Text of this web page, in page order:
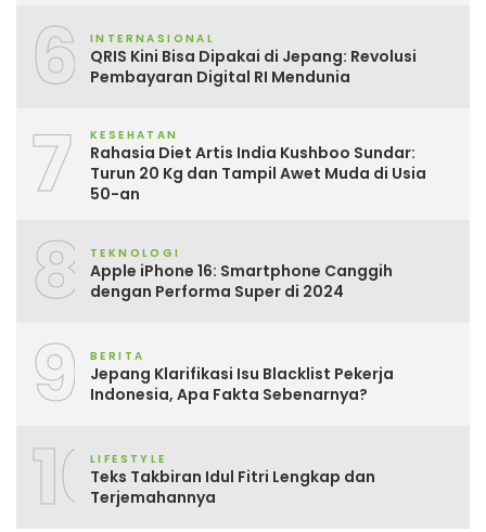
6 INTERNASIONAL
QRIS Kini Bisa Dipakai di Jepang: Revolusi
Pembayaran Digital RI Mendunia
7 KESEHATAN
Rahasia Diet Artis India Kushboo Sundar:
Turun 20 Kg dan Tampil Awet Muda di Usia
50-an
8 TEKNOLOGI
Apple iPhone 16: Smartphone Canggih
dengan Performa Super di 2024
9 BERITA
Jepang Klarifikasi Isu Blacklist Pekerja
Indonesia, Apa Fakta Sebenarnya?
10LIFESTYLE
Teks Takbiran Idul Fitri Lengkap dan
Terjemahannya